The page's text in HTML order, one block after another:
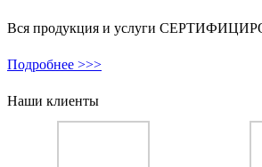
Вся продукция и услуги
Подробнее >>>
Наши клиенты